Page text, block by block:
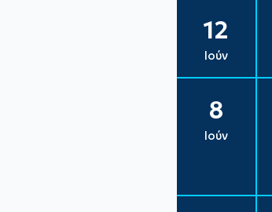
12
Ιούν
8
Ιούν